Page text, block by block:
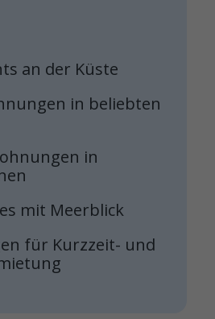
an der Küste
in beliebten
in
mit Meerblick
für Kurzzeit- und